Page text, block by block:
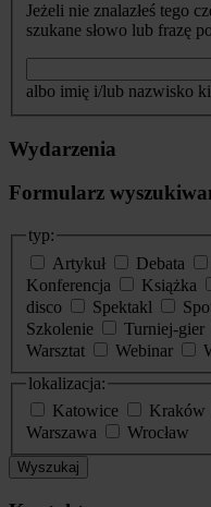
Jeżeli nie znalazłeś tego
szukane słowo lub frazę
albo imię i/lub nazwisko
Wydarzenia
Formularz
typ:
Artykuł
Debata
Konferencja
Książka
disco
Spektakl
Szkolenie
Turniej-gier
Warsztat
Webinar
lokalizacja:
Katowice
Kraków
Warszawa
Wrocław
Wyszukaj